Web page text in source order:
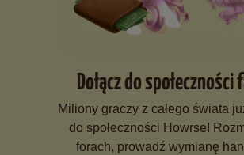
Dołącz do
Miliony graczy z całego świata
do społeczności Howrse!
forach, prowadź wymianę